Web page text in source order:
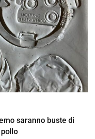
saranno buste di